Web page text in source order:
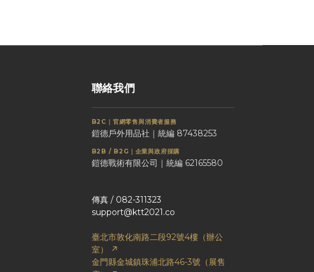
聯絡我們
B2C｜官網零售與消費者服務
鎧德戶外用品社｜統編 87438253
B2B / B2G｜企業與政府採購
鎧德戰術有限公司｜統編 62165580
傳真 / 082-311323
support@ktt2021.co
臺北市敦化南路二段92號4樓（辦公
室） ↗
金門縣金城鎮珠浦北路46-3號（展售